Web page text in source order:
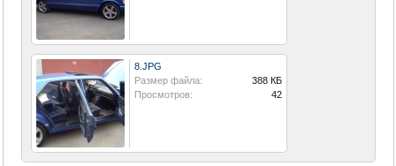
8.JPG
Размер файла:
388 КБ
Просмотров:
42